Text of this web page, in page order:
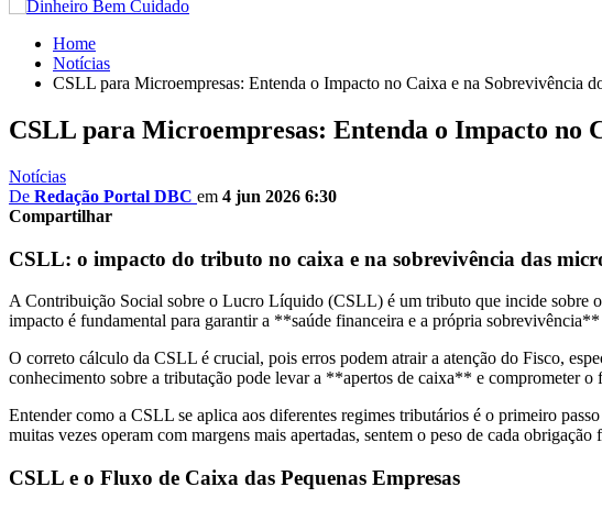
Home
Notícias
CSLL para Microempresas: Entenda o Impacto no Caixa e na Sobrevivência
CSLL para Microempresas: Entenda o Impacto no
Notícias
De Redação Portal DBC em 4 jun 2026 6:30
Compartilhar
CSLL: o impacto do tributo no caixa e na sobrevivência das
A Contribuição Social sobre o Lucro Líquido (CSLL) é um tributo que incide sobre o
impacto é fundamental para garantir a **saúde financeira e a própria
O correto cálculo da CSLL é crucial, pois erros podem atrair a atenção do Fisco,
conhecimento sobre a tributação pode levar a **apertos de caixa** e comprometer o
Entender como a CSLL se aplica aos diferentes regimes tributários é o primeiro
muitas vezes operam com margens mais apertadas, sentem o peso de cada obrigação
CSLL e o Fluxo de Caixa das Pequenas Empresas